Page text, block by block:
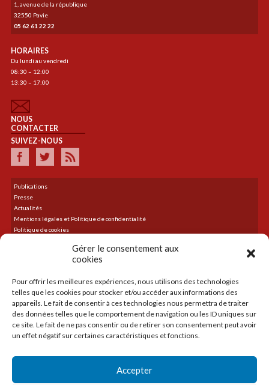
Gérer le consentement aux
cookies
Pour offrir les meilleures expériences, nous utilisons des technologies
telles que les cookies pour stocker et/ou accéder aux informations des
appareils. Le fait de consentir à ces technologies nous permettra de traiter
des données telles que le comportement de navigation ou les ID uniques sur
ce site. Le fait de ne pas consentir ou de retirer son consentement peut avoir
un effet négatif sur certaines caractéristiques et fonctions.
Accepter
1, avenue de la république
32550 Pavie
05 62 61 22 22
HORAIRES
Du lundi au vendredi
08:30 – 12:00
13:30 – 17:00
NOUS
CONTACTER
SUIVEZ-NOUS
Publications
Presse
Actualités
Mentions légales et Politique de confidentialité
Politique de cookies
DERNIER TWEET
Le flux Twitter n’est pas disponible pour le moment.
CRÉER